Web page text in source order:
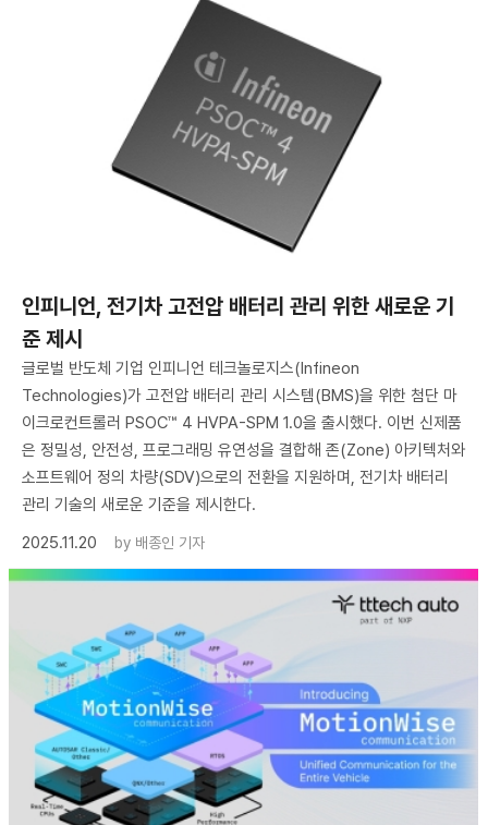
인피니언, 전기차 고전압 배터리 관리 위한 새로운 기
준 제시
글로벌 반도체 기업 인피니언 테크놀로지스(Infineon
Technologies)가 고전압 배터리 관리 시스템(BMS)을 위한 첨단 마
이크로컨트롤러 PSOC™ 4 HVPA-SPM 1.0을 출시했다. 이번 신제품
은 정밀성, 안전성, 프로그래밍 유연성을 결합해 존(Zone) 아키텍처와
소프트웨어 정의 차량(SDV)으로의 전환을 지원하며, 전기차 배터리
관리 기술의 새로운 기준을 제시한다.
2025.11.20
by 배종인 기자